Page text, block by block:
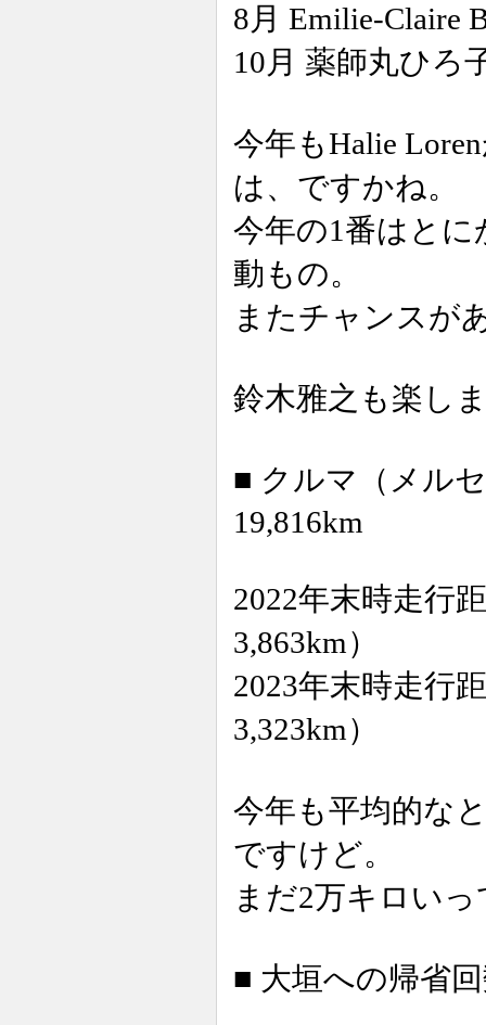
8月 Emilie-Claire
10月 薬師丸ひろ
今年もHalie
は、ですかね。
今年の1番はと
動もの。
またチャンスが
鈴木雅之も楽し
■ クルマ（メル
19,816km
2022年末時走行
3,863km）
2023年末時走行
3,323km）
今年も平均的な
ですけど。
まだ2万キロい
■ 大垣への帰省